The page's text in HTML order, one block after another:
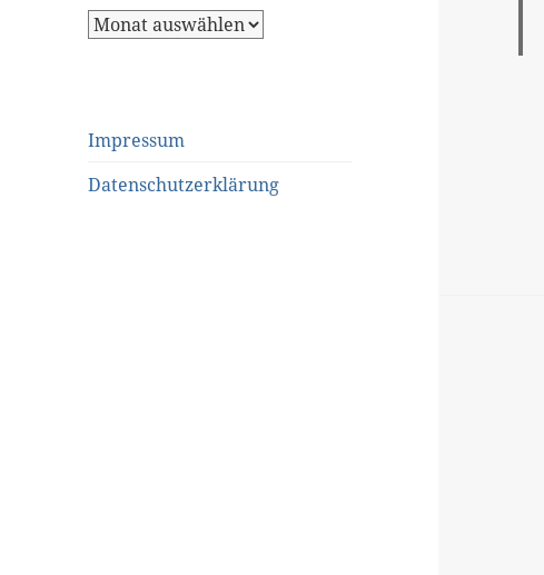
Ältere
Impressum
Datenschutzerklärung